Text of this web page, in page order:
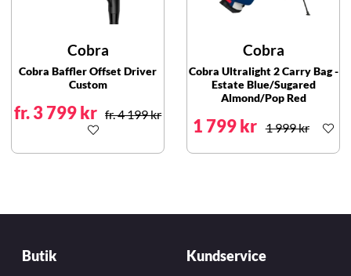
Cobra
Cobra Baffler Offset Driver
Custom
fr. 3 799 kr fr. 4 199 kr
Cobra
Cobra Ultralight 2 Carry Bag -
Estate Blue/Sugared
Almond/Pop Red
1 799 kr 1 999 kr
Butik Kundservice